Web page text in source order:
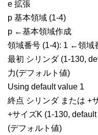
e 拡張
p 基本領域 (1-4)
p ←基本領域作成
領域番号 (1-4): 1 ←領域
最初 シリンダ (1-130,
力(デフォルト値)
Using default value 1
終点 シリンダ または +
+サイズK (1-130,
(デフォルト値)